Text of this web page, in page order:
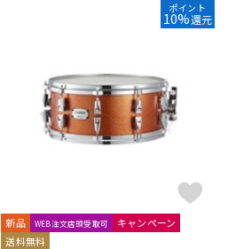
ポイント
10%還元
新品 WEB注文店頭受取可
キャンペーン
送料無料